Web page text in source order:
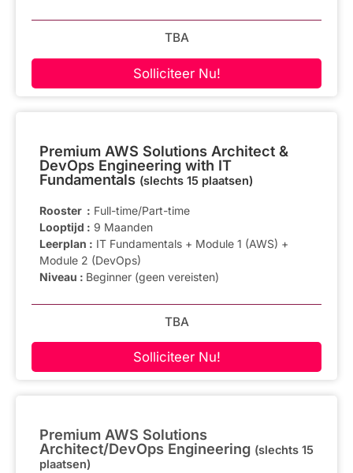
TBA
Solliciteer Nu!
Premium AWS Solutions Architect &
DevOps Engineering with IT
Fundamentals (slechts 15 plaatsen)
Rooster : Full-time/Part-time
Looptijd : 9 Maanden
Leerplan : IT Fundamentals + Module 1 (AWS) +
Module 2 (DevOps)
Niveau : Beginner (geen vereisten)
TBA
Solliciteer Nu!
Premium AWS Solutions
Architect/DevOps Engineering (slechts 15
plaatsen)